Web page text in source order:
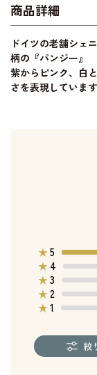
商品詳細
ドイツの老舗シェ
柄の『パンジー』
紫からピンク、白
さを表現しています
★5
★ 4
★3
★2
★1
絞